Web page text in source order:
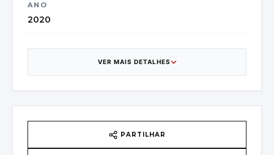
ANO
2020
Belgium
VER MAIS DETALHES
PARTILHAR